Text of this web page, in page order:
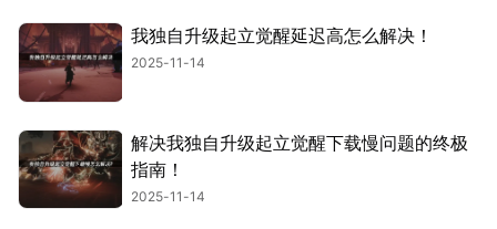
我独自升级起立觉醒延迟高怎么解决！
2025-11-14
解决我独自升级起立觉醒下载慢问题的终极
指南！
2025-11-14